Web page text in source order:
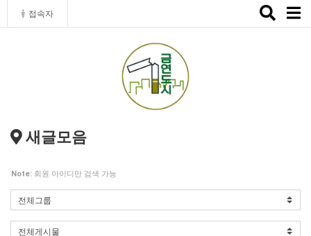
접속자
Toggle
새글모음
Note: 회원 아이디만 검색 가능